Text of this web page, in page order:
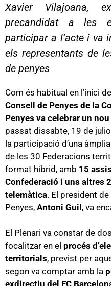
Xavier Vilajoana,
precandidat a les
participar a l’acte i va
els representants de
de penyes
Com és habitual en l’inici
Consell de Penyes de la
Penyes va celebrar un
passat dissabte, 19 de
la participació d’una
de les 30 Federacions
format híbrid, amb 15
Confederació i uns altres
telemàtica. El president
Penyes, Antoni Guil, va
El Plenari va constar de
focalitzar en el procés
territorials, previst per
segon va comptar amb la